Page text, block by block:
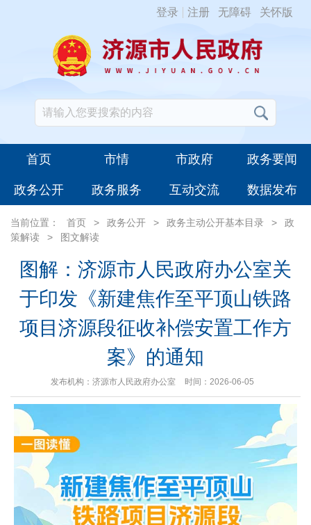
登录 注册 无障碍 关怀版
首页 市情 市政府 政务要闻
政务公开 政务服务 互动交流 数据发布
当前位置： 首页 > 政务公开 > 政务主动公开基本目录 >
政
策解读
> 图文解读
图解：济源市人民政府办公室关
于印发《新建焦作至平顶山铁路
项目济源段征收补偿安置工作方
案》的通知
发布机构：济源市人民政府办公室 时间：2026-06-05